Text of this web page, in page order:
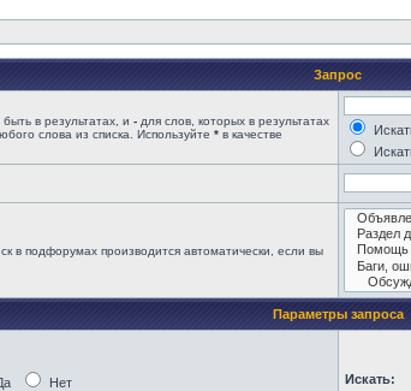
Запрос
в результатах, и - для слов, которых в результатах
слова из списка. Используйте * в качестве
в подфорумах производится автоматически, если вы
Параметры запроса
Нет Искать: